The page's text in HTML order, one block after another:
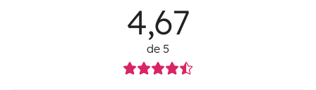
4,67
de 5